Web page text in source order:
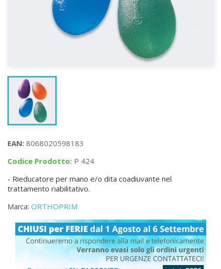
EAN: 8068020598183
Codice Prodotto: P 424
- Rieducatore per mano e/o dita coadiuvante nel
trattamento riabilitativo.
Marca: ORTHOPRIM